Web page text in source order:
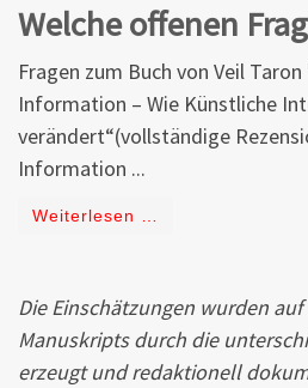
Welche offenen
Fragen zum Buch von Veil
Information – Wie Künstliche
verändert“(vollständige
Information ...
Weiterlesen …
Die Einschätzungen wurden
Manuskripts durch die
erzeugt und redaktionell